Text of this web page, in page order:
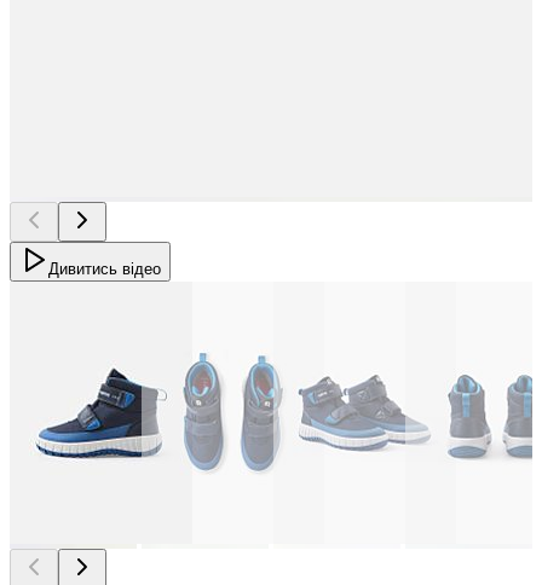
Дивитись відео